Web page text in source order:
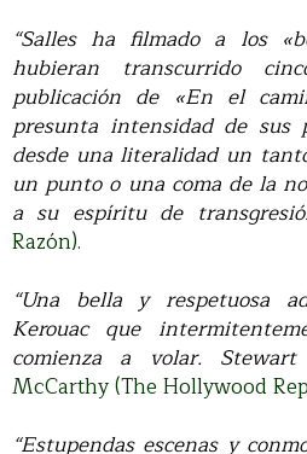
“Salles ha filmado a los
hubieran transcurrido
publicación de «En el
presunta intensidad de sus
desde una literalidad un
un punto o una coma de la
a su espíritu de
Razón).
“Una bella y respetuosa
Kerouac que
comienza a volar. Stewart
McCarthy (The Hollywood
“Estupendas escenas y